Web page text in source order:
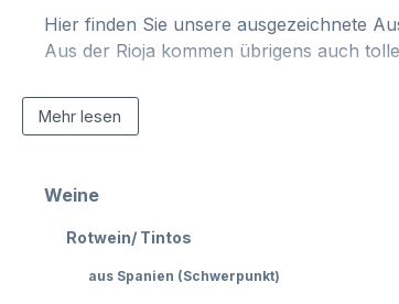
Hier finden Sie unsere ausgezeichnete
Aus der Rioja kommen übrigens auch
Mehr lesen
Weine
Rotwein/ Tintos
aus Spanien (Schwerpunkt)